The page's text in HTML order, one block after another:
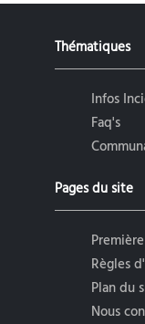
Thématiques
Infos
Faq's
Pages du site
Règles
Plan du
Nous